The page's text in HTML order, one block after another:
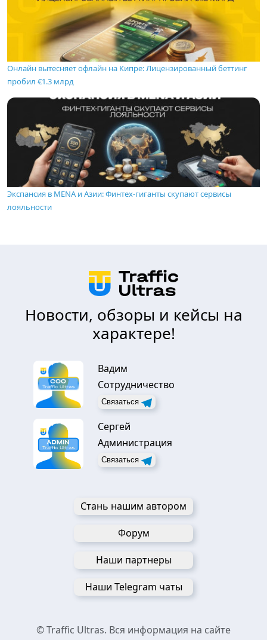
Онлайн вытесняет офлайн на Кипре: Лицензированный беттинг
пробил €1.3 млрд
Экспансия в MENA и Азии: Финтех-гиганты скупают сервисы
лояльности
Новости, обзоры и кейсы на
характере!
Вадим
Сотрудничество
Связаться
Сергей
Администрация
Связаться
Стань нашим автором
Форум
Наши партнеры
Наши Telegram чаты
© Traffic Ultras. Вся информация на сайте